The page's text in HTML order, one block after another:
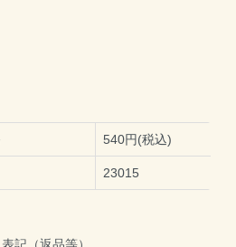
540円(税込)
23015